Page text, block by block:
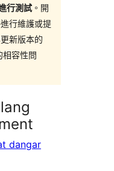
行測試 。開
行維護或提
新版本的
相容性問
dangar